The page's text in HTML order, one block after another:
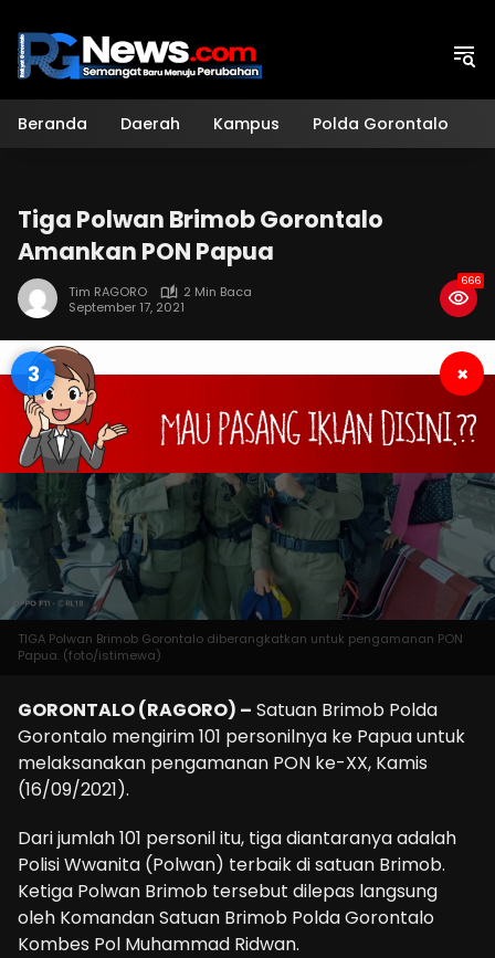
konten
Beranda Daerah Kampus Polda Gorontalo
Tiga Polwan Brimob Gorontalo
Amankan PON Papua
Tim RAGORO
2 Min Baca
September 17, 2021
666
3 ×
TIGA Polwan Brimob Gorontalo diberangkatkan untuk pengamanan PON
Papua. (foto/istimewa)
GORONTALO (RAGORO) – Satuan Brimob Polda
Gorontalo mengirim 101 personilnya ke Papua untuk
melaksanakan pengamanan PON ke-XX, Kamis
(16/09/2021).
Dari jumlah 101 personil itu, tiga diantaranya adalah
Polisi Wwanita (Polwan) terbaik di satuan Brimob.
Ketiga Polwan Brimob tersebut dilepas langsung
oleh Komandan Satuan Brimob Polda Gorontalo
Kombes Pol Muhammad Ridwan.